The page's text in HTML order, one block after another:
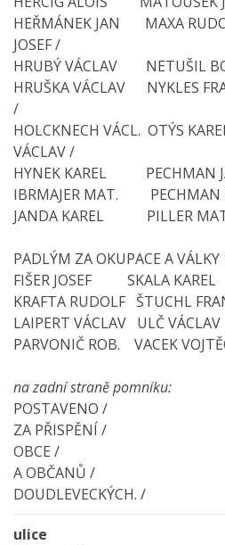
HEŘMÁNEK JAN MAXA
JOSEF /
HRUBÝ VÁCLAV
HRUŠKA VÁCLAV NYKLES
/
HOLCKNECH VÁCL. OTÝS
VÁCLAV /
HYNEK KAREL PECHMAN
IBRMAJER MAT. PECHMAN
JANDA KAREL PILLER
PADLÝM ZA OKUPACE A
FIŠER JOSEF SKALA KAREL
KRAFTA RUDOLF ŠTUCHL
LAIPERT VÁCLAV ULČ
PARVONIČ ROB. VACEK
na zadní straně pomníku:
POSTAVENO /
ZA PŘISPĚNÍ /
OBCE /
A OBČANŮ /
DOUDLEVECKÝCH. /
ulice